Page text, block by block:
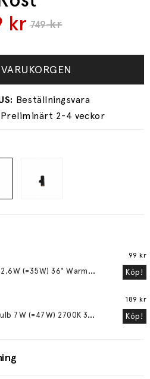
749kr
kr
Preliminärt 2-4 veckor
L
ED Classic PAR16 2,6W (=35W) 36° WarmGlow GU10
99 kr
Köp!
L
ight Engine LED Bulb 7W (=47W) 2700K 36° GU10
189 kr
Köp!